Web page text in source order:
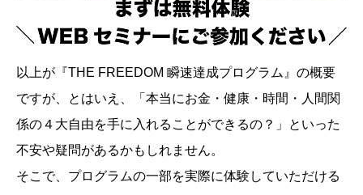
以上が『THE FREEDOM 瞬速達成プログラム』の概要
ですが、とはいえ、「本当にお金・健康・時間・人間関
係の４大自由を手に入れることができるの？」といった
不安や疑問があるかもしれません。
そこで、プログラムの一部を実際に体験していただける